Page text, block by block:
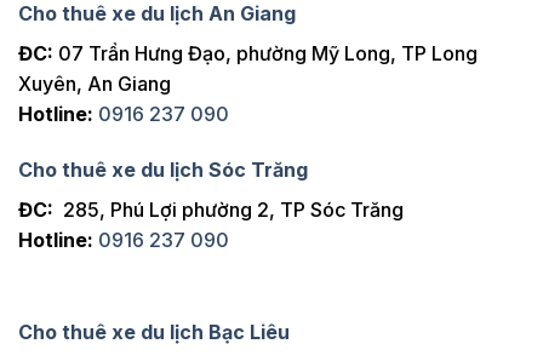
Cho thuê xe du lịch An Giang
ĐC: 07 Trần Hưng Đạo, phường Mỹ Long, TP Long
Xuyên, An Giang
Hotline: 0916 237 090
Cho thuê xe du lịch Sóc Trăng
ĐC: 285, Phú Lợi phường 2, TP Sóc Trăng
Hotline: 0916 237 090
Cho thuê xe du lịch Bạc Liêu